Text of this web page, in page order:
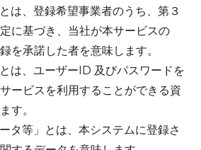
は、登録希望事業者のうち、第３
に基づき、当社が本サービスの
を承諾した者を意味します。
は、ユーザーID 及びパスワードを
ービスを利用することができる資
す。
タ等」とは、本システムに登録さ